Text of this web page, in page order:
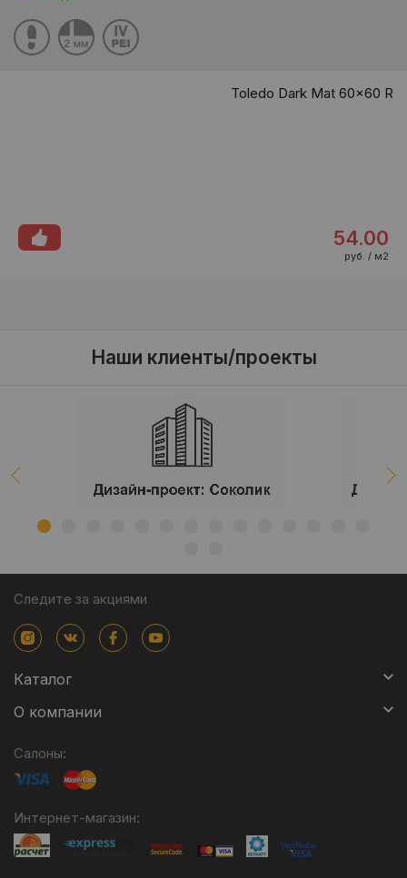
Toledo Dark Mat 60x60 R
54.00
руб. / м2
Наши клиенты/проекты
Следите за акциями
Каталог
О компании
Салоны:
Интернет-магазин: